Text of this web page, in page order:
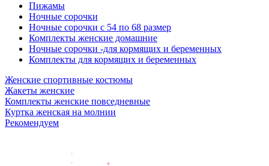
Пижамы
Ночные сорочки
Ночные сорочки с 54 по 68 размер
Комплекты женские домашние
Ночные сорочки -для кормящих и беременных
Комплекты для кормящих и беременных
Женские спортивные костюмы
Жакеты женские
Комплекты женские повседневные
Куртка женская на молнии
Рекомендуем